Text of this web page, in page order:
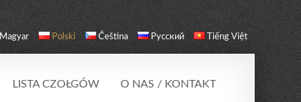
Magyar Polski Čeština Русский Tiếng Việt
LISTA CZOŁGÓW O NAS / KONTAKT